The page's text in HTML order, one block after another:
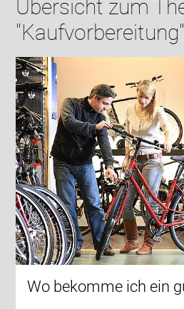
Übersicht zum
"Kaufvorbereitung"
Wo bekomme ich ein